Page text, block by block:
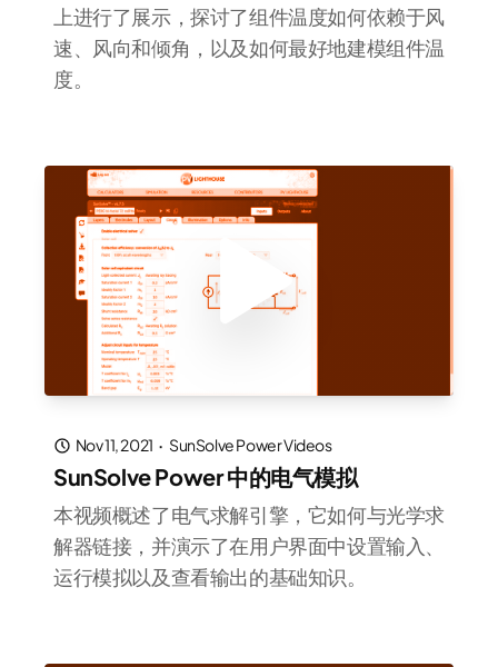
上进行了展示，探讨了组件温度如何依赖于风
速、风向和倾角，以及如何最好地建模组件温
度。
Nov 11, 2021 · SunSolve Power Videos
SunSolve Power 中的电气模拟
本视频概述了电气求解引擎，它如何与光学求
解器链接，并演示了在用户界面中设置输入、
运行模拟以及查看输出的基础知识。